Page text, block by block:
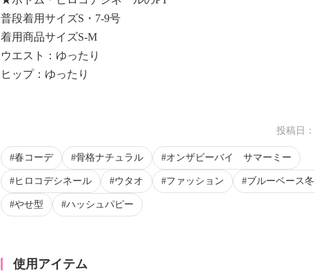
普段着用サイズS・7-9号
着用商品サイズS-M
ウエスト：ゆったり
ヒップ：ゆったり
投稿日：
春コーデ 骨格ナチュラル オンザビーバイ サマーミー
ヒロコデシネール ウタオ ファッション ブルーベース冬
やせ型 ハッシュパピー
使用アイテム